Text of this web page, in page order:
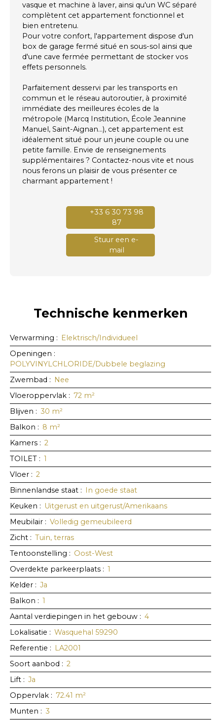
vasque et machine à laver, ainsi qu'un WC séparé
complètent cet appartement fonctionnel et
bien entretenu.
Pour votre confort, l'appartement dispose d'un
box de garage fermé situé en sous-sol ainsi que
d'une cave fermée permettant de stocker vos
effets personnels.
Parfaitement desservi par les transports en
commun et le réseau autoroutier, à proximité
immédiate des meilleures écoles de la
métropole (Marcq Institution, École Jeannine
Manuel, Saint-Aignan...), cet appartement est
idéalement situé pour un jeune couple ou une
petite famille. Envie de renseignements
supplémentaires ? Contactez-nous vite et nous
nous ferons un plaisir de vous présenter ce
charmant appartement !
+33 6 30 73 98
87
Stuur een e-
mail
Technische kenmerken
Verwarming : Elektrisch/Individueel
Openingen :
POLYVINYLCHLORIDE/Dubbele beglazing
Zwembad : Nee
Vloeroppervlak : 72 m²
Blijven : 30 m²
Balkon : 8 m²
Kamers : 2
TOILET : 1
Vloer : 2
Binnenlandse staat : In goede staat
Keuken : Uitgerust en uitgerust/Amerikaans
Meubilair : Volledig gemeubileerd
Zicht : Tuin, terras
Tentoonstelling : Oost-West
Overdekte parkeerplaats : 1
Kelder : Ja
Balkon : 1
Aantal verdiepingen in het gebouw : 4
Lokalisatie : Wasquehal 59290
Referentie : LA2001
Soort aanbod : 2
Lift : Ja
Oppervlak : 72.41 m²
Munten : 3